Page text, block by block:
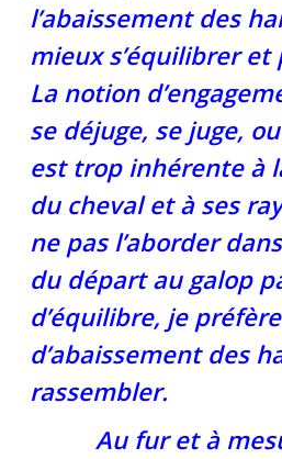
l’abaissement des
mieux s’équilibrer
La notion
se déjuge, se juge,
est trop inhérente à
du cheval et à ses
ne pas l’aborder
du départ au galop
d’équilibre, je
d’abaissement des
rassembler.
Au fur et à